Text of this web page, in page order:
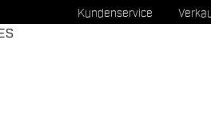
Kundenservice